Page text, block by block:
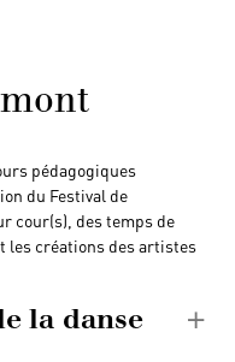
pédagogiques
du Festival de
cour(s), des temps de
les créations des artistes
la danse